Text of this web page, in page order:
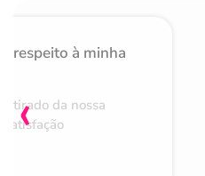
respeito à minha
da nossa
‹